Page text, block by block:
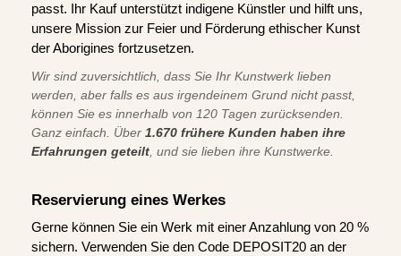
passt. Ihr Kauf unterstützt indigene Künstler und hilft uns,
unsere Mission zur Feier und Förderung ethischer Kunst
der Aborigines fortzusetzen.
Wir sind zuversichtlich, dass Sie Ihr Kunstwerk lieben
werden, aber falls es aus irgendeinem Grund nicht passt,
können Sie es innerhalb von 120 Tagen zurücksenden.
Ganz einfach. Über 1.670 frühere Kunden haben ihre
Erfahrungen geteilt , und sie lieben ihre Kunstwerke.
Reservierung eines Werkes
Gerne können Sie ein Werk mit einer Anzahlung von 20 %
sichern. Verwenden Sie den Code DEPOSIT20 an der